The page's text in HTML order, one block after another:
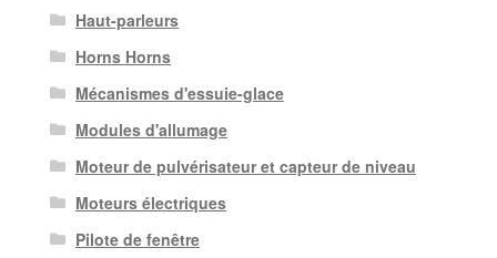
Haut-parleurs
Horns Horns
Mécanismes d'essuie-glace
Modules d'allumage
Moteur de pulvérisateur et capteur de niveau
Moteurs électriques
Pilote de fenêtre